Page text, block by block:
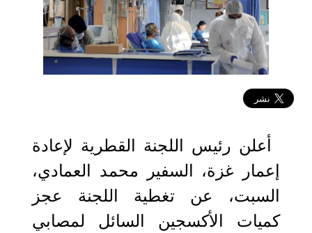
أعلن رئيس اللجنة القطرية لإعادة
إعمار غزة، السفير محمد العمادي،
السبت، عن تغطية اللجنة عجز
كميات الأكسجين السائل لمصابي